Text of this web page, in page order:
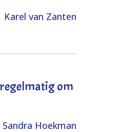
Karel van Zanten
om
Sandra Hoekman